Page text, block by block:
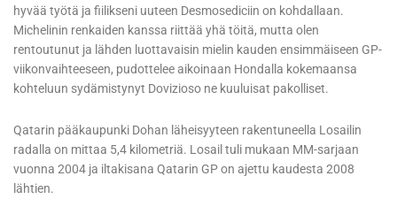
hyvää työtä ja fiilikseni uuteen Desmosediciin on kohdallaan.
Michelinin renkaiden kanssa riittää yhä töitä, mutta olen
rentoutunut ja lähden luottavaisin mielin kauden ensimmäiseen GP-
viikonvaihteeseen, pudottelee aikoinaan Hondalla kokemaansa
kohteluun sydämistynyt Dovizioso ne kuuluisat pakolliset.
Qatarin pääkaupunki Dohan läheisyyteen rakentuneella Losailin
radalla on mittaa 5,4 kilometriä. Losail tuli mukaan MM-sarjaan
vuonna 2004 ja iltakisana Qatarin GP on ajettu kaudesta 2008
lähtien.